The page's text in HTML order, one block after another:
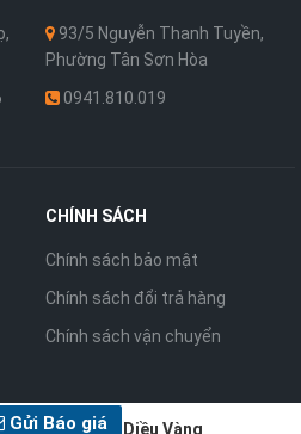
93/5 Nguyễn Thanh Tuyền,
Phường Tân Sơn Hòa
0941.810.019
CHÍNH SÁCH
Chính sách bảo mật
Chính sách đổi trả hàng
Chính sách vận chuyển
thuộc về Cánh Diều Vàng
Gửi Báo giá